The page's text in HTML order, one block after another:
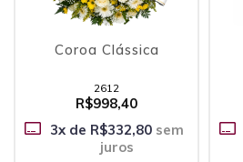
Coroa Clássica
2612
R$998,40
3x de R$332,80sem
juros